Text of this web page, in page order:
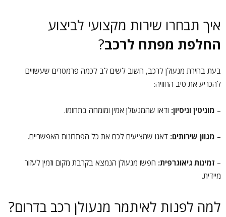
איך תבחרו שירות מקצועי לביצוע
החלפת מפתח לרכב?
בעת בחירת מנעולן לרכב, חשוב לשים לב לכמה פרמטרים שעשויים
להכריע את טיב החוויה:
– מוניטין וניסיון: ודאו שהמנעולן אמין ומומחה בתחומו.
– מגוון שירותים: דאגו שמציעים לכם את כל הפתרונות האפשריים.
– זמינות גיאוגרפית: חפשו מנעולן הנמצא בקרבת מקום וזמין לעזור
מיידית.
למה לפנות לאיתמר מנעולן רכב בדרום?